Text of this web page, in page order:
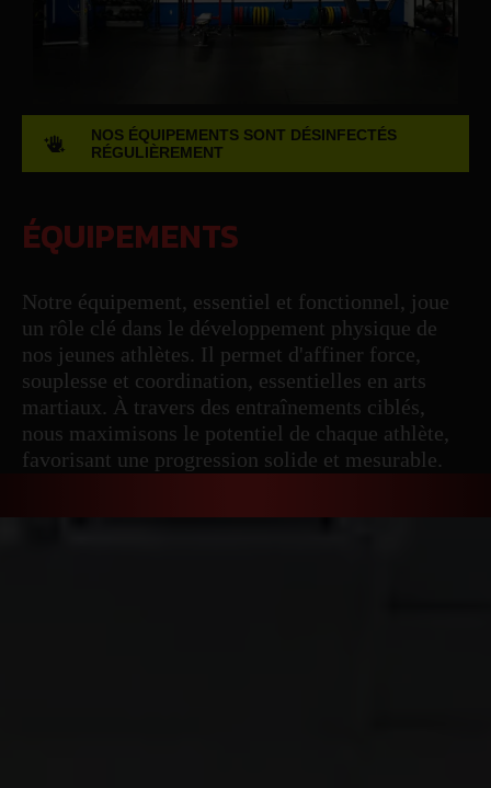
NOS ÉQUIPEMENTS SONT DÉSINFECTÉS
RÉGULIÈREMENT
ÉQUIPEMENTS
Notre équipement, essentiel et fonctionnel, joue
un rôle clé dans le développement physique de
nos jeunes athlètes. Il permet d'affiner force,
souplesse et coordination, essentielles en arts
martiaux. À travers des entraînements ciblés,
nous maximisons le potentiel de chaque athlète,
favorisant une progression solide et mesurable.